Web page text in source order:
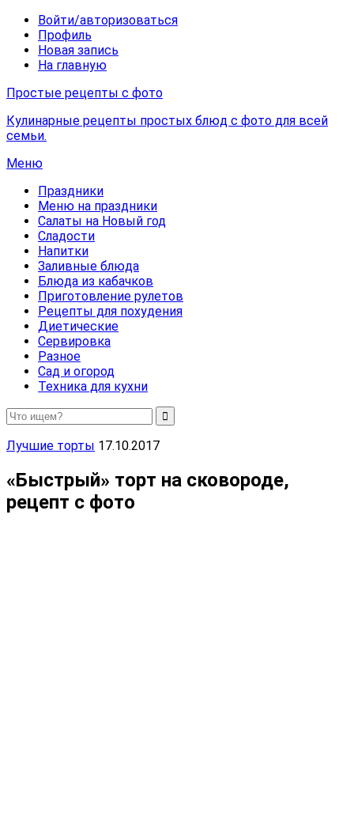
Войти/авторизоваться
Профиль
Новая запись
На главную
Простые рецепты с фото
Кулинарные рецепты простых блюд с фото для всей
семьи.
Меню
Праздники
Меню на праздники
Салаты на Новый год
Сладости
Напитки
Заливные блюда
Блюда из кабачков
Приготовление рулетов
Рецепты для похудения
Диетические
Сервировка
Разное
Сад и огород
Техника для кухни
Лучшие торты 17.10.2017
«Быстрый» торт на сковороде,
рецепт с фото